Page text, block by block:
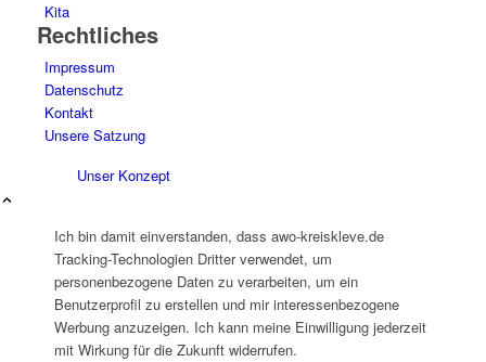
Kita
Unser Konzept
BuT Beratung
Rechtliches
Impressum
Datenschutz
Kontakt
Unsere Satzung
Ich bin damit einverstanden, dass awo-kreiskleve.de
Tracking-Technologien Dritter verwendet, um
personenbezogene Daten zu verarbeiten, um ein
Benutzerprofil zu erstellen und mir interessenbezogene
Werbung anzuzeigen. Ich kann meine Einwilligung jederzeit
mit Wirkung für die Zukunft widerrufen.